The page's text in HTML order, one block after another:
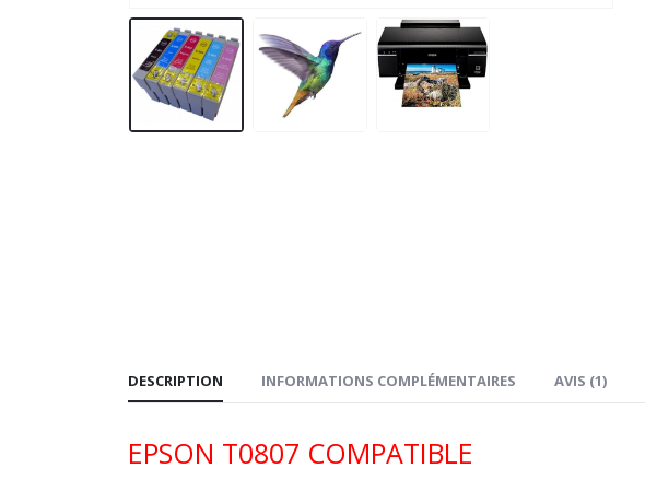
DESCRIPTION INFORMATIONS COMPLÉMENTAIRES AVIS (1)
EPSON T0807 COMPATIBLE